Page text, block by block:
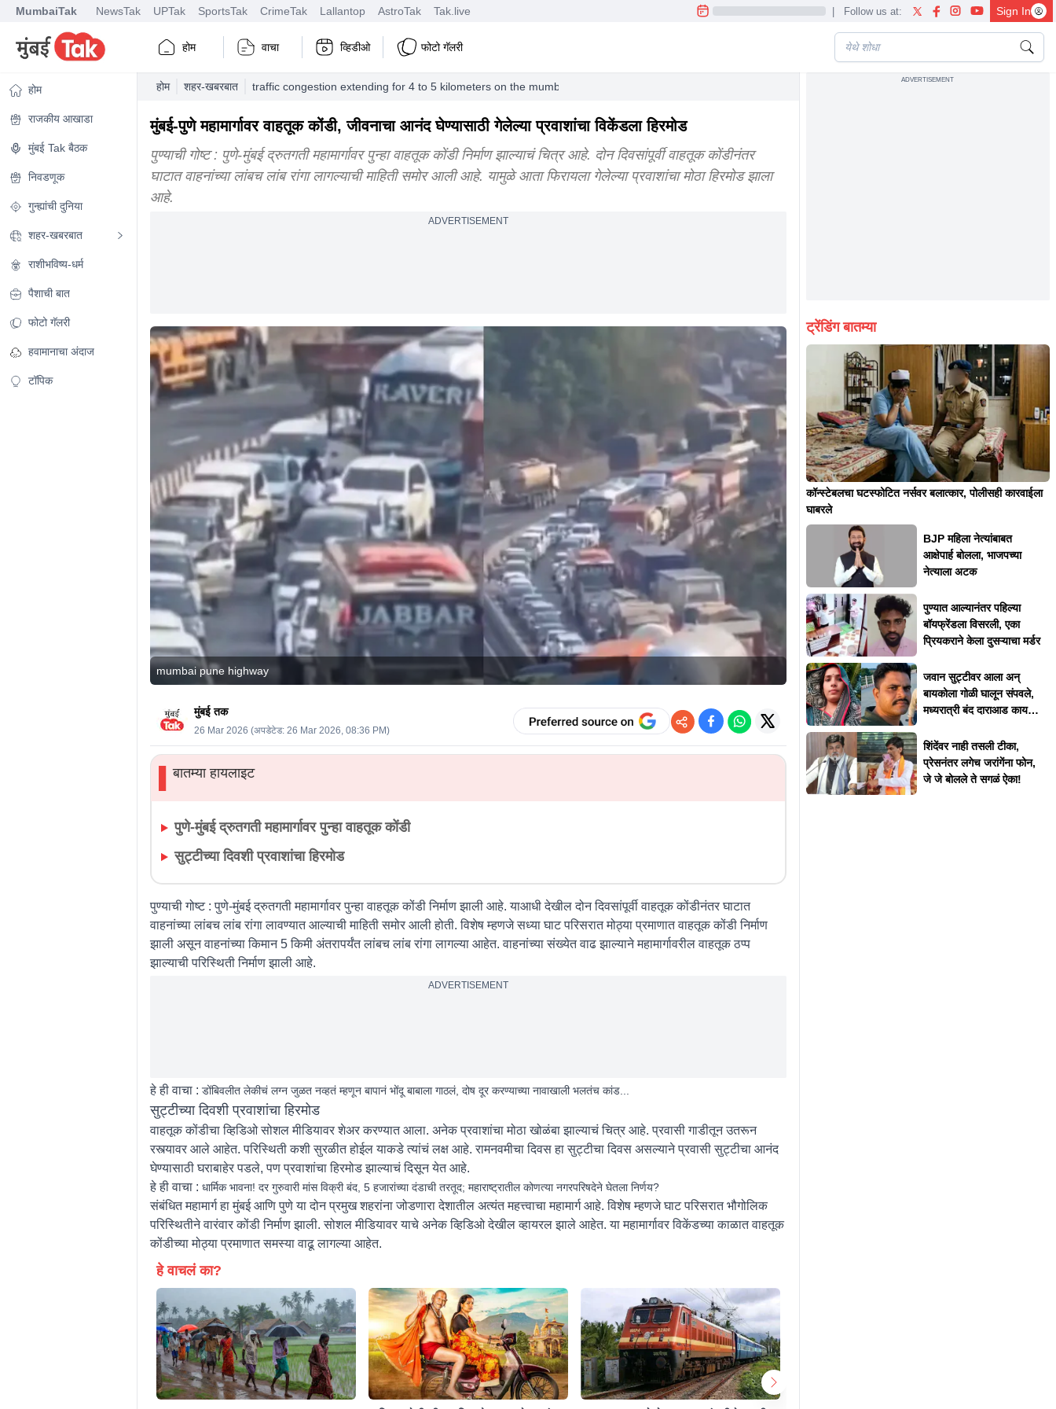
MumbaiTak NewsTak UPTak SportsTak CrimeTak Lallantop AstroTak Tak.live | Follow us at: Sign In
होम वाचा व्हिडीओ फोटो गॅलरी
होम
राजकीय आखाडा
मुंबई Tak बैठक
निवडणूक
गुन्ह्यांची दुनिया
शहर-खबरबात
राशीभविष्य-धर्म
पैशाची बात
फोटो गॅलरी
हवामानाचा अंदाज
टॉपिक
होम शहर-खबरबात traffic congestion extending for 4 to 5 kilometers on the mumbai pune highway
मुंबई-पुणे महामार्गावर वाहतूक कोंडी, जीवनाचा आनंद घेण्यासाठी गेलेल्या प्रवाशांचा विकेंडला हिरमोड
पुण्याची गोष्ट : पुणे-मुंबई द्रुतगती महामार्गावर पुन्हा वाहतूक कोंडी निर्माण झाल्याचं चित्र आहे. दोन दिवसांपूर्वी वाहतूक कोंडीनंतर
घाटात वाहनांच्या लांबच लांब रांगा लागल्याची माहिती समोर आली आहे. यामुळे आता फिरायला गेलेल्या प्रवाशांचा मोठा हिरमोड झाला
आहे.
ADVERTISEMENT
mumbai pune highway
मुंबई तक
26 Mar 2026 (अपडेटेड: 26 Mar 2026, 08:36 PM)
▌बातम्या हायलाइट
पुणे-मुंबई द्रुतगती महामार्गावर पुन्हा वाहतूक कोंडी
सुट्टीच्या दिवशी प्रवाशांचा हिरमोड
पुण्याची गोष्ट : पुणे-मुंबई द्रुतगती महामार्गावर पुन्हा वाहतूक कोंडी निर्माण झाली आहे. याआधी देखील दोन दिवसांपूर्वी वाहतूक कोंडीनंतर घाटात
वाहनांच्या लांबच लांब रांगा लावण्यात आल्याची माहिती समोर आली होती. विशेष म्हणजे सध्या घाट परिसरात मोठ्या प्रमाणात वाहतूक कोंडी निर्माण
झाली असून वाहनांच्या किमान 5 किमी अंतरापर्यंत लांबच लांब रांगा लागल्या आहेत. वाहनांच्या संख्येत वाढ झाल्याने महामार्गावरील वाहतूक ठप्प
झाल्याची परिस्थिती निर्माण झाली आहे.
ADVERTISEMENT
हे ही वाचा : डोंबिवलीत लेकीचं लग्न जुळत नव्हतं म्हणून बापानं भोंदू बाबाला गाठलं, दोष दूर करण्याच्या नावाखाली भलतंच कांड...
सुट्टीच्या दिवशी प्रवाशांचा हिरमोड
वाहतूक कोंडीचा व्हिडिओ सोशल मीडियावर शेअर करण्यात आला. अनेक प्रवाशांचा मोठा खोळंबा झाल्याचं चित्र आहे. प्रवासी गाडीतून उतरून
रस्त्यावर आले आहेत. परिस्थिती कशी सुरळीत होईल याकडे त्यांचं लक्ष आहे. रामनवमीचा दिवस हा सुट्टीचा दिवस असल्याने प्रवासी सुट्टीचा आनंद
घेण्यासाठी घराबाहेर पडले, पण प्रवाशांचा हिरमोड झाल्याचं दिसून येत आहे.
हे ही वाचा : धार्मिक भावना! दर गुरुवारी मांस विक्री बंद, 5 हजारांच्या दंडाची तरतूद; महाराष्ट्रातील कोणत्या नगरपरिषदेने घेतला निर्णय?
संबंधित महामार्ग हा मुंबई आणि पुणे या दोन प्रमुख शहरांना जोडणारा देशातील अत्यंत महत्त्वाचा महामार्ग आहे. विशेष म्हणजे घाट परिसरात भौगोलिक
परिस्थितीने वारंवार कोंडी निर्माण झाली. सोशल मीडियावर याचे अनेक व्हिडिओ देखील व्हायरल झाले आहेत. या महामार्गावर विकेंडच्या काळात वाहतूक
कोंडीच्या मोठ्या प्रमाणात समस्या वाढू लागल्या आहेत.
हे वाचलं का?
ADVERTISEMENT
ट्रेंडिंग बातम्या
कॉन्स्टेबलचा घटस्फोटित नर्सवर बलात्कार, पोलीसही कारवाईला
घाबरले
BJP महिला नेत्यांबाबत
आक्षेपार्ह बोलला, भाजपच्या
नेत्याला अटक
पुण्यात आल्यानंतर पहिल्या
बॉयफ्रेंडला विसरली, एका
प्रियकराने केला दुसऱ्याचा मर्डर
जवान सुट्टीवर आला अन्
बायकोला गोळी घालून संपवले,
मध्यरात्री बंद दाराआड काय
शिंदेंवर नाही तसली टीका,
प्रेसनंतर लगेच जरांगेंना फोन,
जे जे बोलले ते सगळं ऐका!